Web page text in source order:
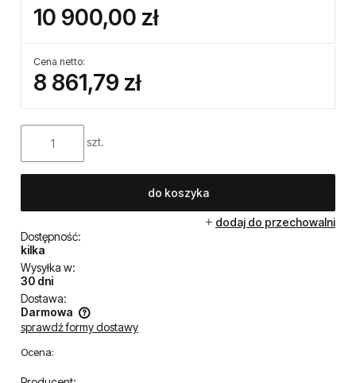
10 900,00 zł
Cena netto:
8 861,79 zł
szt.
do koszyka
dodaj do przechowalni
Dostępność:
kilka
Wysyłka w:
30 dni
Dostawa:
Darmowa
Cena nie zawiera ewentualnych kosztów płatności
sprawdź formy dostawy
Ocena: